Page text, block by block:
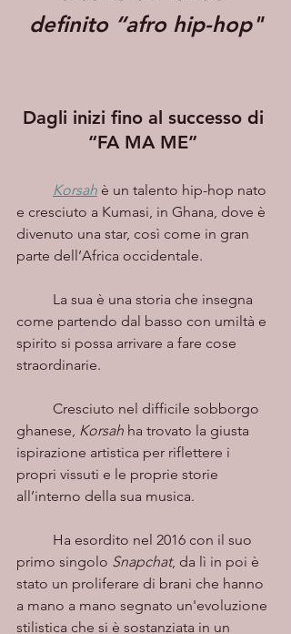
definito “afro hip-hop"
Dagli inizi fino al successo di
“FA MA ME”
Korsah è un talento hip-hop nato
e cresciuto a Kumasi, in Ghana, dove è
divenuto una star, così come in gran
parte dell’Africa occidentale.
come partendo dal basso con umiltà e
spirito si possa arrivare a fare cose
straordinarie.
ghanese, Korsah ha trovato la giusta
ispirazione artistica per riflettere i
propri vissuti e le proprie storie
all’interno della sua musica.
primo singolo Snapchat, da lì in poi è
stato un proliferare di brani che hanno
a mano a mano segnato un'evoluzione
stilistica che si è sostanziata in un